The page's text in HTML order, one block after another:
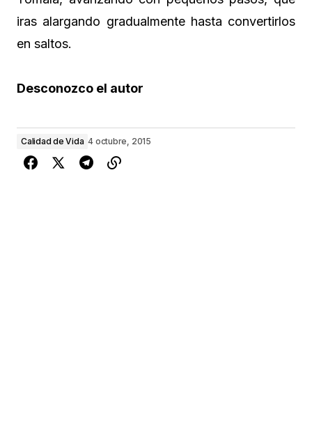
iras alargando gradualmente hasta convertirlos
en saltos.
Desconozco el autor
Calidad de Vida 4 octubre, 2015